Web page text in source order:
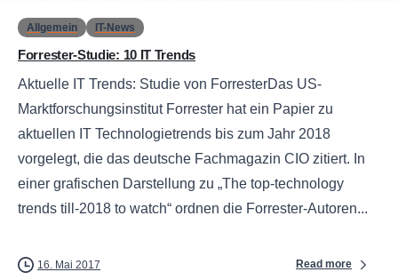
Allgemein IT-News
Forrester-Studie: 10 IT Trends
Aktuelle IT Trends: Studie von ForresterDas US-
Marktforschungsinstitut Forrester hat ein Papier zu
aktuellen IT Technologietrends bis zum Jahr 2018
vorgelegt, die das deutsche Fachmagazin CIO zitiert. In
einer grafischen Darstellung zu „The top-technology
trends till-2018 to watch“ ordnen die Forrester-Autoren...
16. Mai 2017 Read more